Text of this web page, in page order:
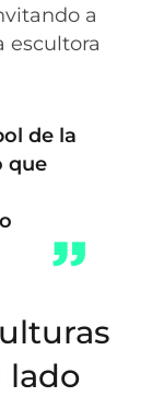
a
escultora
de la
que
lado